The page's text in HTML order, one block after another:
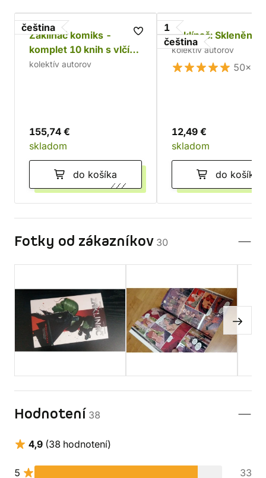
čeština
Zaklínač komiks -
komplet 10 knih s vlčím
amuletem*
kolektív autorov
155,74 €
skladom
do košíka
1
čeština
Zaklínač: Skleněný
kolektív autorov
50×
12,49 €
skladom
do košíka
Fotky od zákazníkov 30
Hodnotení 38
4,9 (38 hodnotení)
5 33